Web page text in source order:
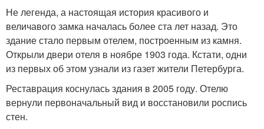
Не легенда, а настоящая история красивого и
величавого замка началась более ста лет назад. Это
здание стало первым отелем, построенным из камня.
Открыли двери отеля в ноябре 1903 года. Кстати, одни
из первых об этом узнали из газет жители Петербурга.
Реставрация коснулась здания в 2005 году. Отелю
вернули первоначальный вид и восстановили роспись
стен.